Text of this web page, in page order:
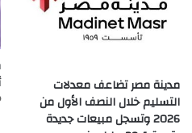
مدينة مصر تضاعف معدلات
التسليم خلال النصف الأول من
2026 وتسجل مبيعات جديدة